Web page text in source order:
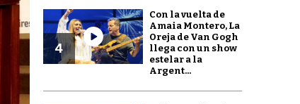
4
Con la vuelta de
Amaia Montero, La
Oreja de Van Gogh
llega con un show
estelar a la
Argent...